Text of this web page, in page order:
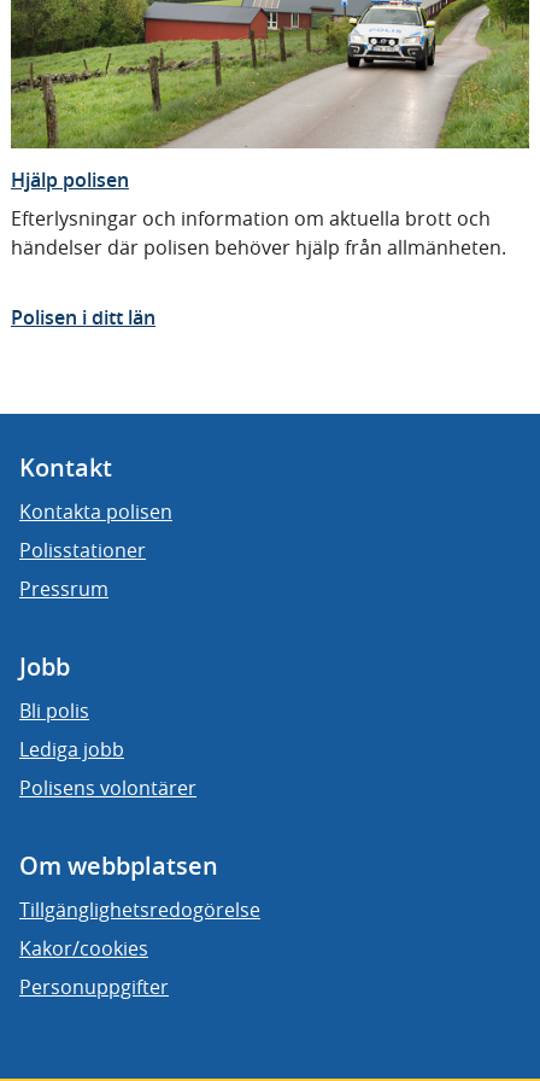
Hjälp polisen
Efterlysningar och information om aktuella brott och
händelser där polisen behöver hjälp från allmänheten.
Polisen i ditt län
Kontakt
Kontakta polisen
Polisstationer
Pressrum
Jobb
Bli polis
Lediga jobb
Polisens volontärer
Om webbplatsen
Tillgänglighetsredogörelse
Kakor/cookies
Personuppgifter